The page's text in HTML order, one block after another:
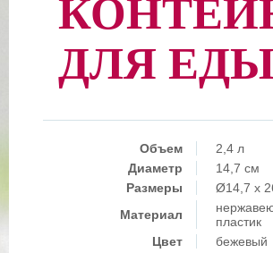
ДЛЯ
Объем
2,4 л
Диаметр
14,7 см
Размеры
Ø14,7 x
Материал
пластик
Цвет
бежевый